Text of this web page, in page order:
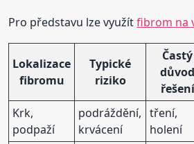
Pro představu lze využítfibrom na
Lokalizace
fibromu
Typické
riziko
Častý
důvod
řešení
Krk,
podpaží
podráždění,
krvácení
tření,
holení